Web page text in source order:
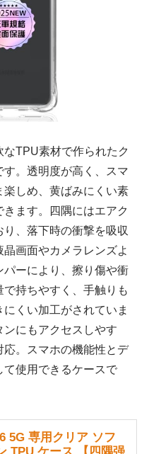
TPU素材で作られたク
す。透明度が高く、スマ
しめ、黄ばみにくい素
ます。四隅にはエアク
、落下時の衝撃を吸収
画面やカメラレンズよ
パーにより、擦り傷や衝
持ちやすく、手触りも
くい加工がされていま
にもアクセスしやす
応。スマホの機能性とデ
使用できるケースで
5G 専用クリア ソフ